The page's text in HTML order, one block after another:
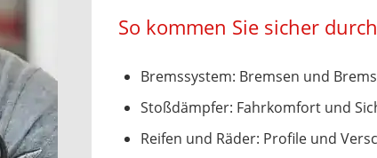
So kommen Sie sicher
Bremssystem: Bremsen und
Stoßdämpfer: Fahrkomfort und
Reifen und Räder: Profile und